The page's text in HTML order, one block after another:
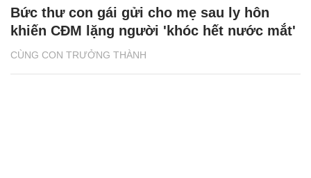
CÙNG CON TRƯỞNG THÀNH
Bức thư con gái gửi cho mẹ sau ly hôn
khiến CĐM lặng người 'khóc hết nước mắt'